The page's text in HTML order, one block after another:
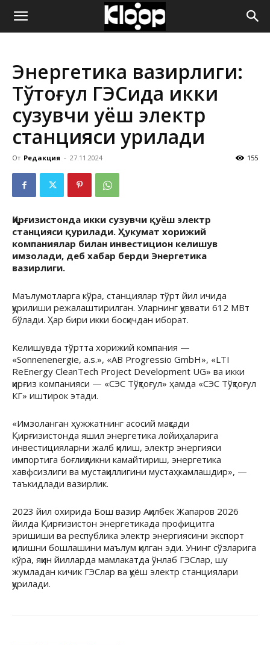
ҚИРҒИЗИСТОН
ЯНГИЛИКЛАРИ
Энергетика вазирлиги:
Тўқтоғул ГЭСида икки
сузувчи қуёш электр
станцияси қурилади
От Редакция - 27.11.2024 155
Қирғизистонда икки сузувчи қуёш электр
станцияси қурилади. Ҳукумат хорижий
компаниялар билан инвестицион келишув
имзолади, деб хабар берди Энергетика
вазирлиги.
Маълумотларга кўра, станциялар тўрт йил ичида
қурилиши режалаштирилган. Уларнинг қуввати 612 МВт
бўлади. Ҳар бири икки босқичдан иборат.
Келишувда тўртта хорижий компания —
«Sonnenenergie, a.s.», «AB Progressio GmbH», «LTI
ReEnergy CleanTech Project Development UG» ва икки
қирғиз компанияси — «СЭС Тўқтоғул» ҳамда «СЭС Тўқтоғул
КГ» иштирок этади.
«Имзоланган ҳужжатнинг асосий мақсади
Қирғизистонда яшил энергетика лойиҳаларига
инвестицияларни жалб қилиш, электр энергияси
импортига боғлиқликни камайтириш, энергетика
хавфсизлиги ва мустақиллигини мустаҳкамлашдир», —
таъкидлади вазирлик.
2023 йил охирида Бош вазир Ақилбек Жапаров 2026
йилда Қирғизистон энергетикада профицитга
эришиши ва республика электр энергиясини экспорт
қилишни бошлашини маълум қилган эди. Унинг сўзларига
кўра, яқин йилларда мамлакатда ўнлаб ГЭСлар, шу
жумладан кичик ГЭСлар ва қуёш электр станциялари
қурилади.